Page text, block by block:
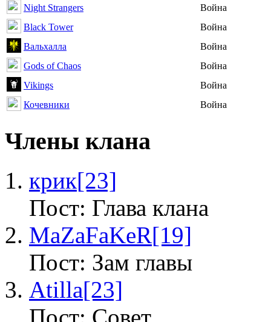
Night Strangers
Война
Black Tower
Война
Вальхалла
Война
Gods of Chaos
Война
Vikings
Война
Кочевники
Война
Члены клана
крик[23]
Пост: Глава клана
MaZaFaKeR[19]
Пост: Зам главы
Atilla[23]
Пост: Совет